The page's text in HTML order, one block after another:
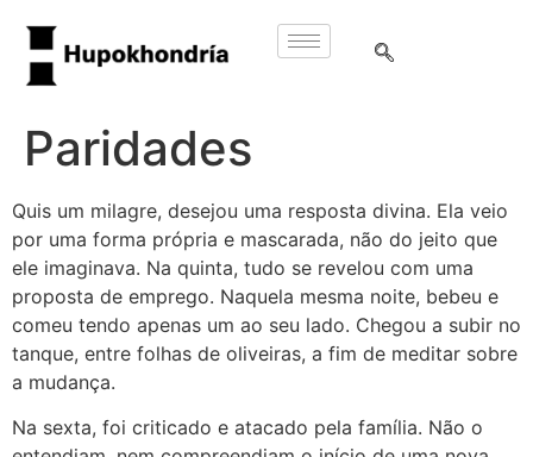
Paridades
Quis um milagre, desejou uma resposta divina. Ela veio
por uma forma própria e mascarada, não do jeito que
ele imaginava. Na quinta, tudo se revelou com uma
proposta de emprego. Naquela mesma noite, bebeu e
comeu tendo apenas um ao seu lado. Chegou a subir no
tanque, entre folhas de oliveiras, a fim de meditar sobre
a mudança.
Na sexta, foi criticado e atacado pela família. Não o